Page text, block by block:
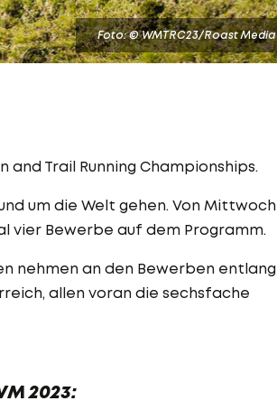
Foto: © WMTRC23/Roast Media
Trail Running Championships.
um die Welt gehen. Von Mittwoch
vier Bewerbe auf dem Programm.
nehmen an den Bewerben entlang
allen voran die sechsfache
2023: